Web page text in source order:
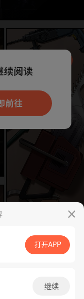
App免费看
打开APP
继续
开App新用
续阅读
前往